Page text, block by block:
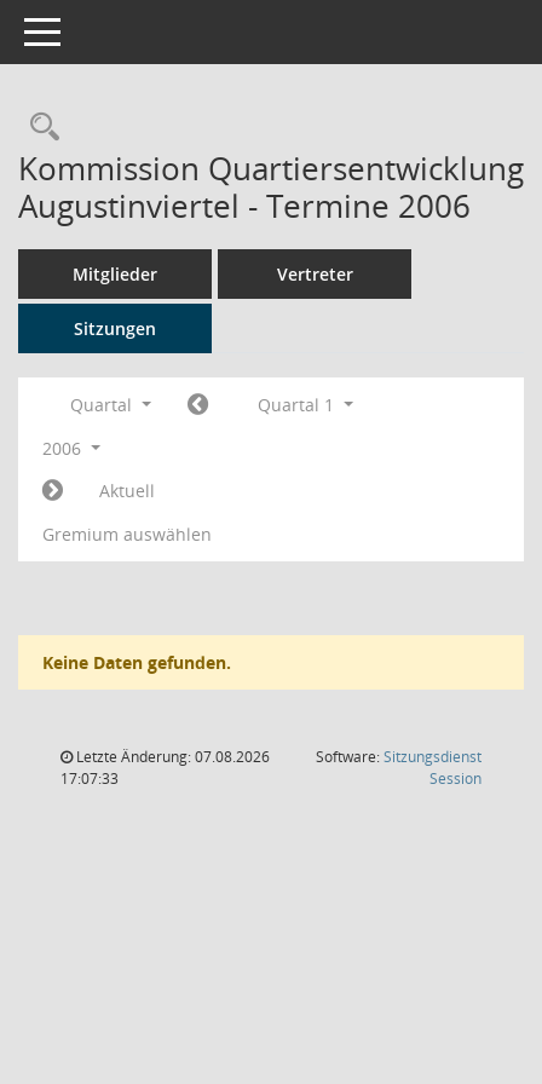
Toggle navigation
Rechercheauswahl
Kommission Quartiersentwicklung
Augustinviertel - Termine 2006
Mitglieder Vertreter
Sitzungen
Quartal
Quartal 1
2006
Aktuell
Gremium auswählen
Keine Daten gefunden.
Letzte Änderung: 07.08.2026
17:07:33
Software:Sitzungsdienst
Session(Wird in